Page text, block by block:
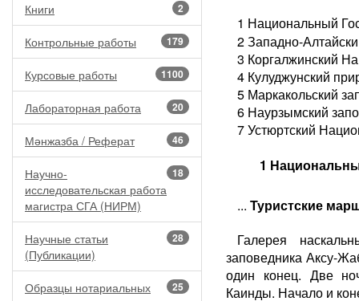
2
Книги
179
Контрольные работы
1100
Курсовые работы
20
Лабораторная работа
46
Мәнжазба / Реферат
18
Научно-
исследовательская работа
магистра СГА (НИРМ)
28
Научные статьи
(Публикации)
25
Образцы нотариальных
1 Национальный
2 Западно-
3 Коргалжинский
4 Кулуджунский
5 Маркакольский
6 Наурзымский
7 Устюртский
1
... Туристские
Галерея
заповедника Аксу-
один конец. Две
Каинды. Начало и